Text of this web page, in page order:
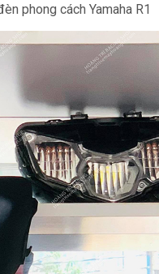
phong cách Yamaha R1